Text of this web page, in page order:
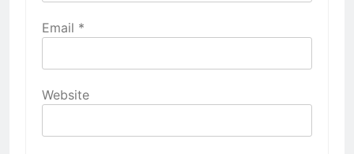
Email *
Website